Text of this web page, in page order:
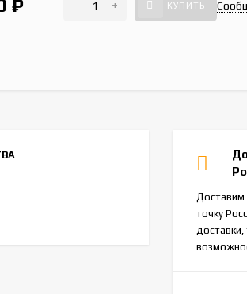
₽ - + КУПИТЬ
Доставим
точку
доставки,